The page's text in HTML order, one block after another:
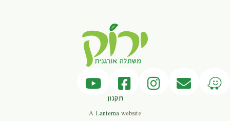
תקנון
A Lanterna website